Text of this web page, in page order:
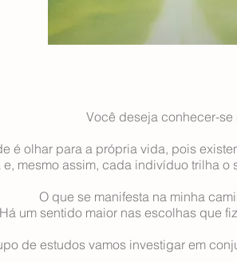
Você deseja conhecer-se
é olhar para a própria vida, pois
e, mesmo assim, cada indivíduo trilha o
O que se manifesta na minha
Há um sentido maior nas escolhas que
de estudos vamos investigar em